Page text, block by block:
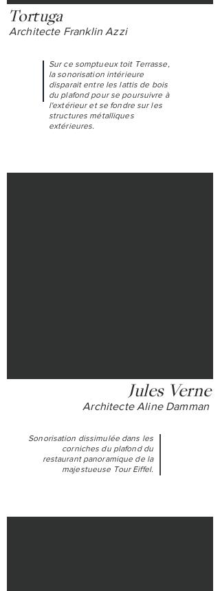
Tortuga
Architecte Franklin Azzi
Sur ce somptueux toit Terrasse,
la sonorisation intérieure
disparait entre les lattis de bois
du plafond pour se poursuivre à
l'extérieur et se fondre sur les
structures métalliques
extérieures.
Jules Verne
Architecte Aline Damman
Sonorisation dissimulée dans les
corniches du plafond du
restaurant panoramique de la
majestueuse Tour Eiffel.